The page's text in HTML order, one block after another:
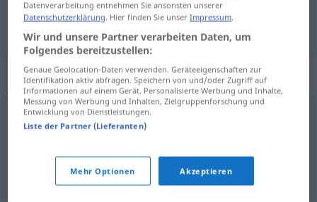
urojenie Wahnvorstellung
Synonyme für "Wahnvorstellung"
Täuschung,Offenbarung,
(abwertend),Fata Morgana (fig.) ,Halluzination
Einbildung,Erscheinung,Trugbild,Selbsttäuschung
Datenverarbeitung entnehmen Sie ansonsten unserer
Datenschutzerklärung. Hier finden Sie unserImpressum.
Wir und unsere Partner verarbeiten Daten, um
Folgendes bereitzustellen:
Genaue Geolocation-Daten verwenden. Geräteeigenschaften zur
Identifikation aktiv abfragen. Speichern von und/oder Zugriff auf
Informationen auf einem Gerät. Personalisierte Werbung und Inhalte,
Messung von Werbung und Inhalten, Zielgruppenforschung und
Entwicklung von Dienstleistungen.
Liste der Partner (Lieferanten)
Mehr Optionen Akzeptieren